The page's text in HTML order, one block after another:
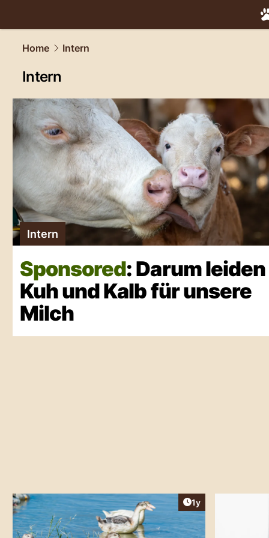
tiere.
Home
Intern
Intern
Intern
Sponsored: Darum leiden
Kuh und Kalb für unsere
Milch
Artikel
1y